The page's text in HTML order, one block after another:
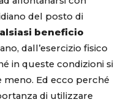
del posto di
beneficio
dall’esercizio fisico
in queste condizioni si
meno. Ed ecco perché
di utilizzare